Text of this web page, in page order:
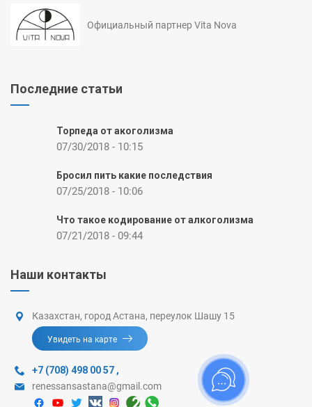
Официальный партнер Vita Nova
Последние статьи
Торпеда от акоголизма
07/30/2018 - 10:15
Бросил пить какие последствия
07/25/2018 - 10:06
Что такое кодирование от алкоголизма
07/21/2018 - 09:44
Наши контакты
Казахстан, город Астана, переулок Шашу 15
Увидеть на карте
+7 (708) 498 00 57 ,
renessansastana@gmail.com